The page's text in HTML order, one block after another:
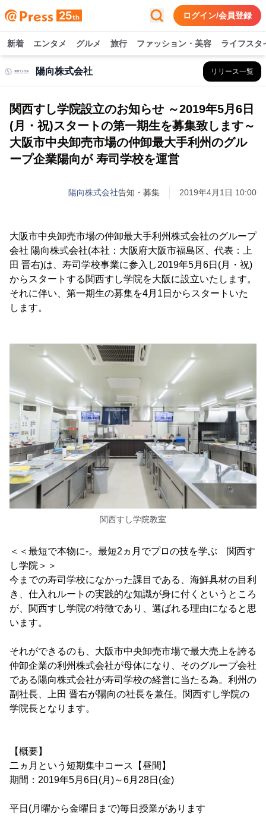
ログイン/会員登録
新着 エンタメ グルメ 旅行 ファッション・美容 ライフスタ
陽向株式会社 リリース一覧
関西すし学院設立のお知らせ ～2019年5月6日
(月・祝)スタートの第一期生を募集致します～
大阪市中央卸売市場の仲卸最大手利州のグル
ープ企業陽向が 寿司学校を運営
陽向株式会社告知・募集 2019年4月1日 10:00
大阪市中央卸売市場の仲卸最大手利州株式会社のグループ
会社 陽向株式会社(本社：大阪府大阪市福島区、代表：上
田 晋右)は、寿司学校事業に参入し2019年5月6日(月・祝)
からスタートする関西すし学院を大阪に設立いたします。
それに伴い、第一期生の募集を4月1日からスタートいた
します。
関西すし学院教室
＜＜最短で本物に-。最短2ヵ月でプロの技を学ぶ 関西す
し学院＞＞
今までの寿司学校になかった課目である、海鮮具材の目利
き、仕入れルートの実践的な知識が身に付くというところ
が、関西すし学院の特徴であり、選ばれる理由になると思
います。
それができるのも、大阪市中央卸売市場で最大売上を誇る
仲卸企業の利州株式会社が母体になり、そのグループ会社
である陽向株式会社が寿司学校の経営に当たる為。利州の
副社長、上田 晋右が陽向の社長を兼任。関西すし学院の
学院長となります。
【概要】
二ヵ月という短期集中コース【昼間】
期間：2019年5月6日(月)～6月28日(金)
平日(月曜から金曜日まで)毎日授業があります